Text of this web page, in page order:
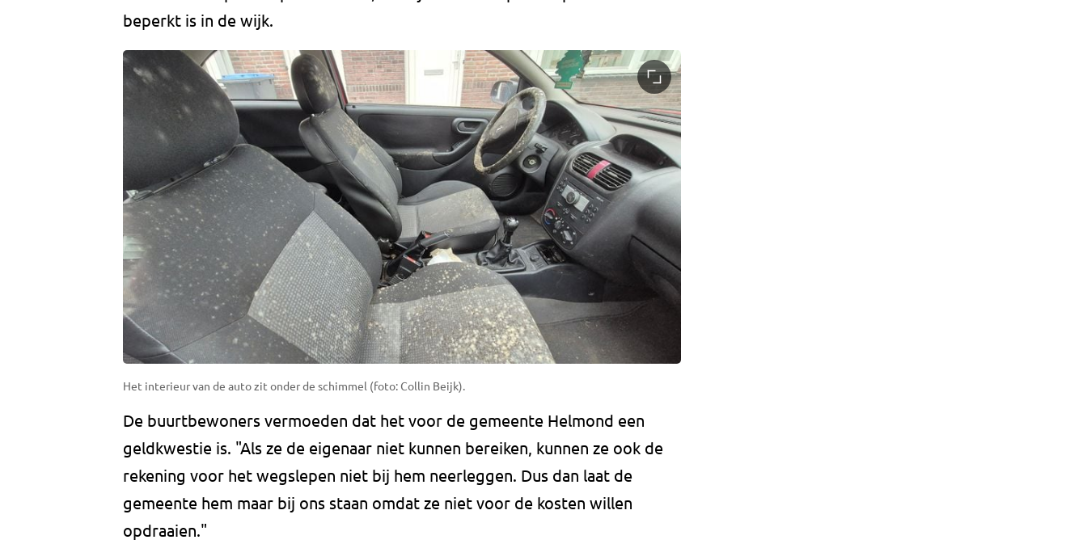
beperkt is in de wijk.
Het interieur van de auto zit onder de schimmel (foto: Collin Beijk).
De buurtbewoners vermoeden dat het voor de gemeente Helmond een
geldkwestie is. "Als ze de eigenaar niet kunnen bereiken, kunnen ze ook de
rekening voor het wegslepen niet bij hem neerleggen. Dus dan laat de
gemeente hem maar bij ons staan omdat ze niet voor de kosten willen
opdraaien."